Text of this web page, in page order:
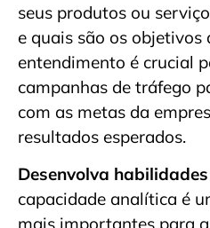
seus produtos ou
e quais são os objetivos
entendimento é crucial
campanhas de tráfego
com as metas da
resultados esperados.
Desenvolva
capacidade analítica é